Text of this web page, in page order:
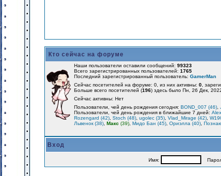
Кто сейчас на форуме
Наши пользователи оставили сообщений: 99323
Всего зарегистрированных пользователей: 1765
Последний зарегистрированный пользователь: GamerMan
Сейчас посетителей на форуме: 0, из них активны: 0 ,
Больше всего посетителей (196) здесь было Пн, 26 Дек,
Сейчас активны: Нет
Пользователи, чей день рождения сегодня: BOND_007 (46)
Пользователи, чей день рождения в ближайшие 7 дней:
Rozengard (42) Stoch (48) ugolec (35) Vlad_Mirage (42)
Львенок (38) Макс (39) Мидо Бан (45) Ориэлла (40)
Вход
Имя: